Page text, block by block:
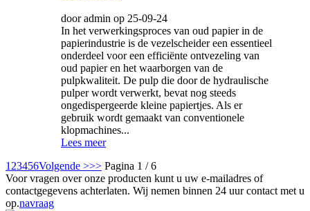
door admin op 25-09-24
In het verwerkingsproces van oud papier in de
papierindustrie is de vezelscheider een essentieel
onderdeel voor een efficiënte ontvezeling van
oud papier en het waarborgen van de
pulpkwaliteit. De pulp die door de hydraulische
pulper wordt verwerkt, bevat nog steeds
ongedispergeerde kleine papiertjes. Als er
gebruik wordt gemaakt van conventionele
klopmachines...
Lees meer
1 23456Volgende >>> Pagina 1 / 6
Voor vragen over onze producten kunt u uw e-mailadres of
contactgegevens achterlaten. Wij nemen binnen 24 uur contact met u
op.navraag